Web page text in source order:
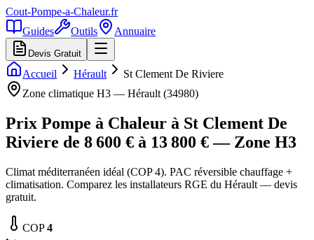
Cout-Pompe-a-Chaleur.fr
Guides
Outils Annuaire
Devis Gratuit
Accueil Hérault
St Clement De Riviere
Zone climatique H3 — Hérault (34980)
Prix Pompe à Chaleur à St Clement De
Riviere de 8 600 € à 13 800 € — Zone H3
Climat méditerranéen idéal (COP 4). PAC réversible chauffage +
climatisation. Comparez les installateurs RGE du Hérault — devis
gratuit.
COP4